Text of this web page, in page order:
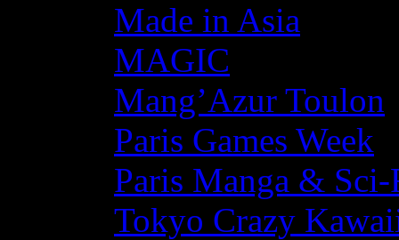
Made in Asia
MAGIC
Mang’Azur Toulon
Paris Games Week
Paris Manga &
Tokyo Crazy